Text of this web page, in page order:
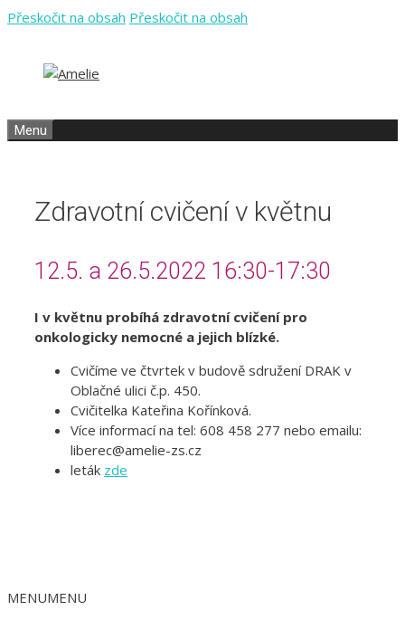
Přeskočit na obsah Přeskočit na obsah
Menu
Zdravotní cvičení v květnu
12.5. a 26.5.2022 16:30-17:30
I v květnu probíhá zdravotní cvičení pro
onkologicky nemocné a jejich blízké.
Cvičíme ve čtvrtek v budově sdružení DRAK v
Oblačné ulici č.p. 450.
Cvičitelka Kateřina Kořínková.
Více informací na tel: 608 458 277 nebo emailu:
liberec@amelie-zs.cz
leták zde
MENUMENU